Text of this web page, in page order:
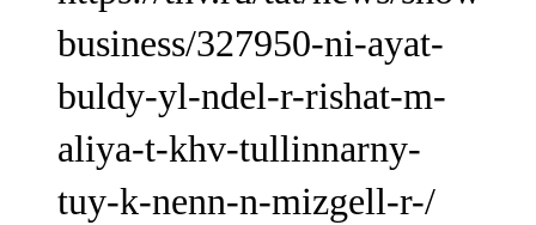
business/327950-ni-ayat-
buldy-yl-ndel-r-rishat-m-
aliya-t-khv-tullinnarny-
tuy-k-nenn-n-mizgell-r-/